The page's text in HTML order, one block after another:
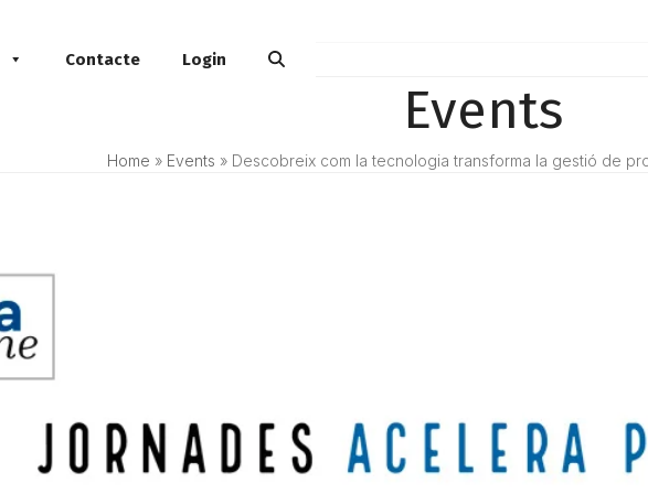
Contacte Login
Events
Home » Events » Descobreix com la tecnologia transforma la gestió de